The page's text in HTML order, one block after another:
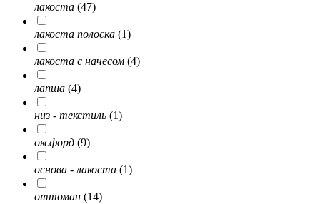
лакоста (47)
лакоста полоска (1)
лакоста с начесом (4)
лапша (4)
низ - текстиль (1)
оксфорд (9)
основа - лакоста (1)
оттоман (14)